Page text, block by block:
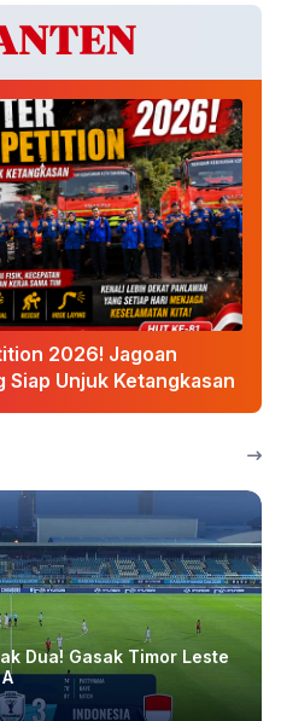
2026! Jagoan
Siap Unjuk Ketangkasan
Dua! Gasak Timor Leste